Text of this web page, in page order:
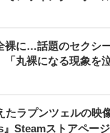
裸に…話題のセクシ
「丸裸になる現象を
たラプンツェルの映
Steamストアペー